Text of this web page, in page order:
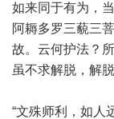
如来同于有为，
阿耨多罗三藐三
故。云何护法？
虽不求解脱，解
“文殊师利，如人